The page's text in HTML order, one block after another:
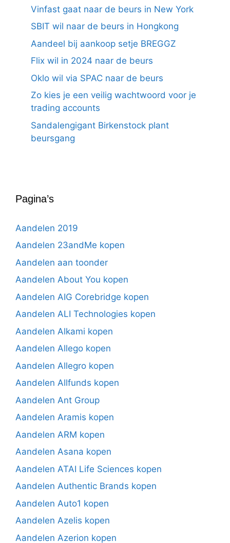
Vinfast gaat naar de beurs in New York
SBIT wil naar de beurs in Hongkong
Aandeel bij aankoop setje BREGGZ
Flix wil in 2024 naar de beurs
Oklo wil via SPAC naar de beurs
Zo kies je een veilig wachtwoord voor je
trading accounts
Sandalengigant Birkenstock plant
beursgang
Pagina’s
Aandelen 2019
Aandelen 23andMe kopen
Aandelen aan toonder
Aandelen About You kopen
Aandelen AIG Corebridge kopen
Aandelen ALI Technologies kopen
Aandelen Alkami kopen
Aandelen Allego kopen
Aandelen Allegro kopen
Aandelen Allfunds kopen
Aandelen Ant Group
Aandelen Aramis kopen
Aandelen ARM kopen
Aandelen Asana kopen
Aandelen ATAI Life Sciences kopen
Aandelen Authentic Brands kopen
Aandelen Auto1 kopen
Aandelen Azelis kopen
Aandelen Azerion kopen